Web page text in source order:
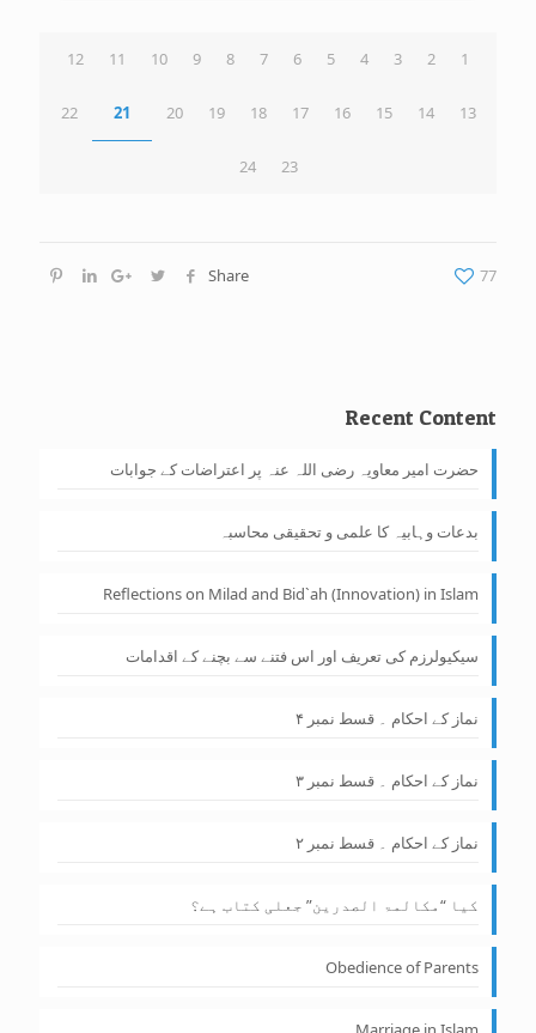
1
2
3
4
5
6
7
8
9
10
11
12
13
14
15
16
17
18
19
20
21
22
23
24
Share 77
Recent Content
حضرت امیر معاویہ رضی اللہ عنہ پر اعتراضات کے جوابات
بدعات وہابیہ کا علمی و تحقیقی محاسبہ
Reflections on Milad and Bid`ah (Innovation) in Islam
سیکیولرزم کی تعریف اور اس فتنے سے بچنے کے اقدامات
نماز کے احکام ۔ قسط نمبر ۴
نماز کے احکام ۔ قسط نمبر ۳
نماز کے احکام ۔ قسط نمبر ۲
کیا “مکالمۃ الصدرین” جعلی کتاب ہے؟
Obedience of Parents